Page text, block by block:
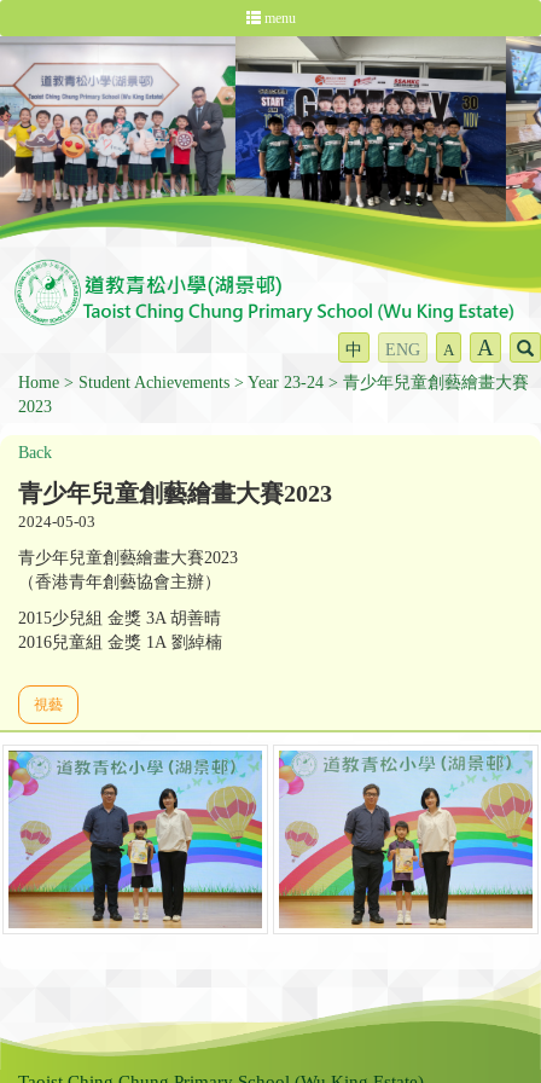
menu
中 ENG A A
Home Student Achievements Year 23-24
青少年兒童創藝繪畫大賽
2023
Back
青少年兒童創藝繪畫大賽2023
2024-05-03
青少年兒童創藝繪畫大賽2023
（香港青年創藝協會主辦）
2015少兒組 金獎 3A 胡善晴
2016兒童組 金獎 1A 劉綽楠
視藝